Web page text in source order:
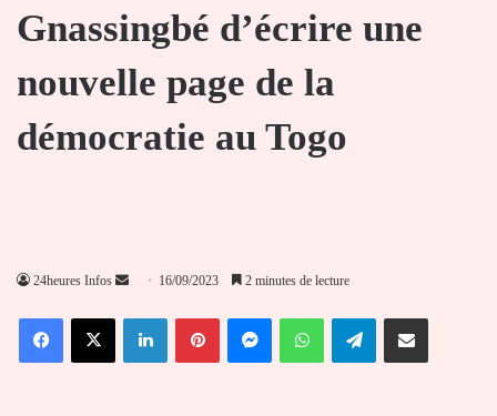
Gnassingbé d’écrire une
nouvelle page de la
démocratie au Togo
24heures Infos
Envoyer
courriel
16/09/2023 2 minutes de lecture
FacebookX LinkedinPinterestMessengerWhatsAppTelegramPartager par email